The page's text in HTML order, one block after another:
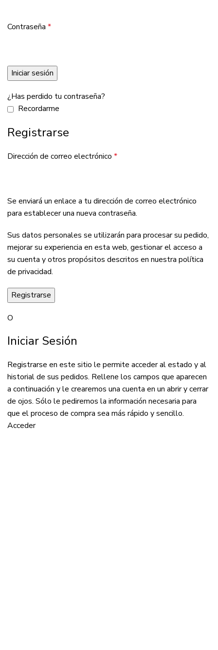
Contraseña *
Iniciar sesión
¿Has perdido tu contraseña?
Recordarme
Registrarse
Dirección de correo electrónico *
Se enviará un enlace a tu dirección de correo electrónico
para establecer una nueva contraseña.
Sus datos personales se utilizarán para procesar su pedido,
mejorar su experiencia en esta web, gestionar el acceso a
su cuenta y otros propósitos descritos en nuestra política
de privacidad.
Registrarse
O
Iniciar Sesión
Registrarse en este sitio le permite acceder al estado y al
historial de sus pedidos. Rellene los campos que aparecen
a continuación y le crearemos una cuenta en un abrir y cerrar
de ojos. Sólo le pediremos la información necesaria para
que el proceso de compra sea más rápido y sencillo.
Acceder